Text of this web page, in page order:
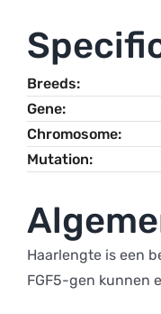
Breeds
Gene
Chromosome
Mutation
Haarlengte is een
FGF5-gen kunnen